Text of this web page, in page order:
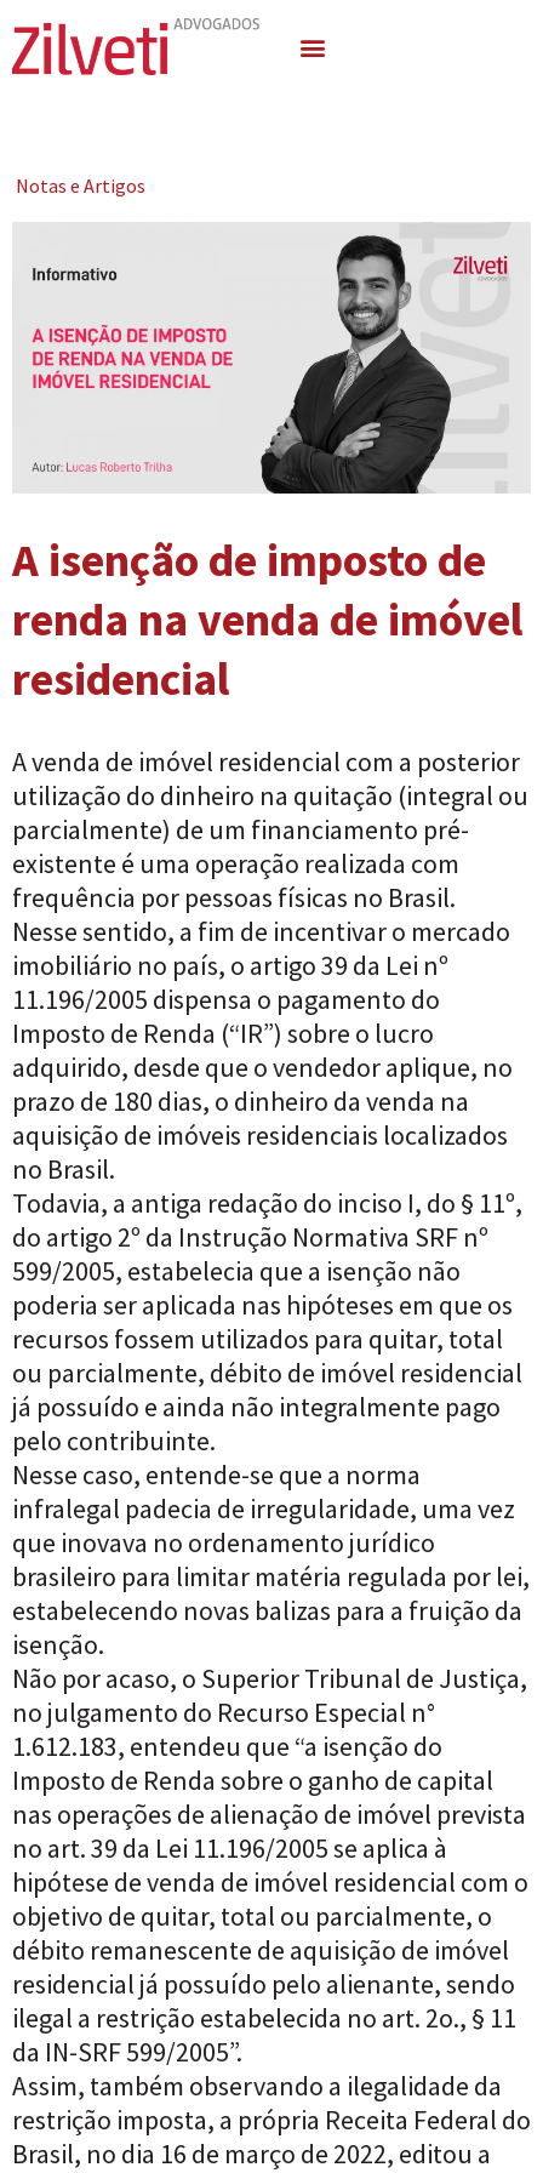
Notas e Artigos
A isenção de imposto de
renda na venda de imóvel
residencial
A venda de imóvel residencial com a posterior
utilização do dinheiro na quitação (integral ou
parcialmente) de um financiamento pré-
existente é uma operação realizada com
frequência por pessoas físicas no Brasil.
Nesse sentido, a fim de incentivar o mercado
imobiliário no país, o artigo 39 da Lei nº
11.196/2005 dispensa o pagamento do
Imposto de Renda (“IR”) sobre o lucro
adquirido, desde que o vendedor aplique, no
prazo de 180 dias, o dinheiro da venda na
aquisição de imóveis residenciais localizados
no Brasil.
Todavia, a antiga redação do inciso I, do § 11º,
do artigo 2º da Instrução Normativa SRF nº
599/2005, estabelecia que a isenção não
poderia ser aplicada nas hipóteses em que os
recursos fossem utilizados para quitar, total
ou parcialmente, débito de imóvel residencial
já possuído e ainda não integralmente pago
pelo contribuinte.
Nesse caso, entende-se que a norma
infralegal padecia de irregularidade, uma vez
que inovava no ordenamento jurídico
brasileiro para limitar matéria regulada por lei,
estabelecendo novas balizas para a fruição da
isenção.
Não por acaso, o Superior Tribunal de Justiça,
no julgamento do Recurso Especial n°
1.612.183, entendeu que “a isenção do
Imposto de Renda sobre o ganho de capital
nas operações de alienação de imóvel prevista
no art. 39 da Lei 11.196/2005 se aplica à
hipótese de venda de imóvel residencial com o
objetivo de quitar, total ou parcialmente, o
débito remanescente de aquisição de imóvel
residencial já possuído pelo alienante, sendo
ilegal a restrição estabelecida no art. 2o., § 11
da IN-SRF 599/2005”.
Assim, também observando a ilegalidade da
restrição imposta, a própria Receita Federal do
Brasil, no dia 16 de março de 2022, editou a